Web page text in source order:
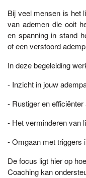
Bij veel mensen is het
van ademen die ooit
en spanning in stand
of een verstoord
In deze begeleiding
- Inzicht in jouw
- Rustiger en efficiënter
- Het verminderen van
- Omgaan met triggers
De focus ligt hier op
Coaching kan